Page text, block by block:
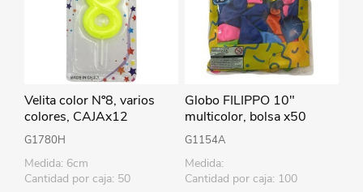
Velita color Nº8, varios
colores, CAJAx12
G1780H
Medida: 6cm
Cantidad por caja: 50
Globo FILIPPO 10"
multicolor, bolsa x50
G1154A
Medida:
Cantidad por caja: 100